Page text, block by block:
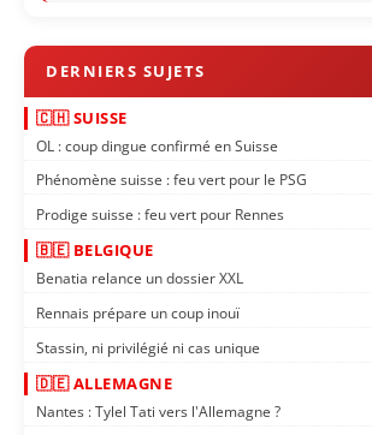
🇨🇭 SUISSE
OL : coup dingue confirmé en Suisse
Phénomène suisse : feu vert pour le PSG
Prodige suisse : feu vert pour Rennes
🇧🇪 BELGIQUE
Benatia relance un dossier XXL
Rennais prépare un coup inouï
Stassin, ni privilégié ni cas unique
🇩🇪 ALLEMAGNE
Nantes : Tylel Tati vers l'Allemagne ?